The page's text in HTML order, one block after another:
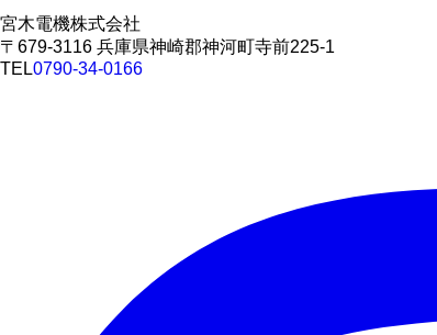
宮木電機株式会社
〒679-3116 兵庫県神崎郡神河町寺前225-1
TEL0790-34-0166